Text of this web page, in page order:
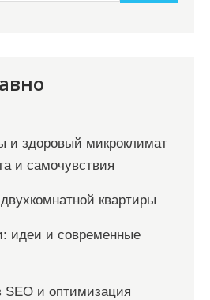
и здоровый микроклимат
и самочувствия
квартиры
идеи и современные
и оптимизация